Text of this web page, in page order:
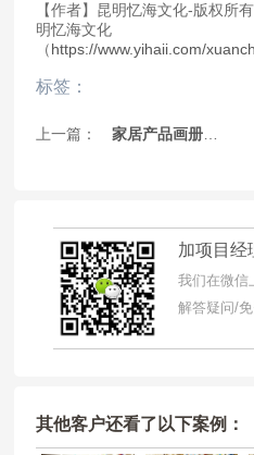
【作者】昆明忆海文化-版权所
明忆海文化
（https://www.yihaii.com/
标签：
上一篇： 家居产品画册制作-空气净化器产品宣传册设计
加项目经
我们在微信
解答疑问/
其他客户还看了以下案例：